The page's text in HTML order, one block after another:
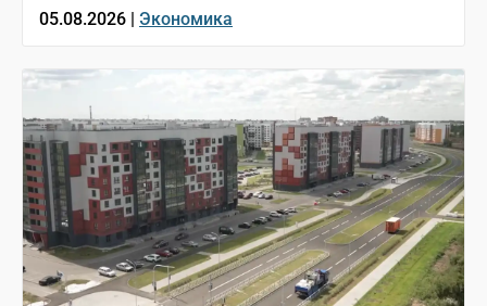
05.08.2026 | Экономика